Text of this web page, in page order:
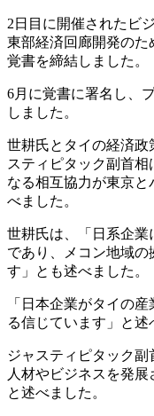
2日目に開催されたビ
東部経済回廊開発の
覚書を締結しました。
6月に覚書に署名し、
しました。
世耕氏とタイの経済政
スティピタック副首
なる相互協力が東京
べました。
世耕氏は、「日系企業
であり、メコン地域
す」とも述べました。
「日本企業がタイの
る信じています」と述
ジャスティピタック副
人材やビジネスを発
と述べました。